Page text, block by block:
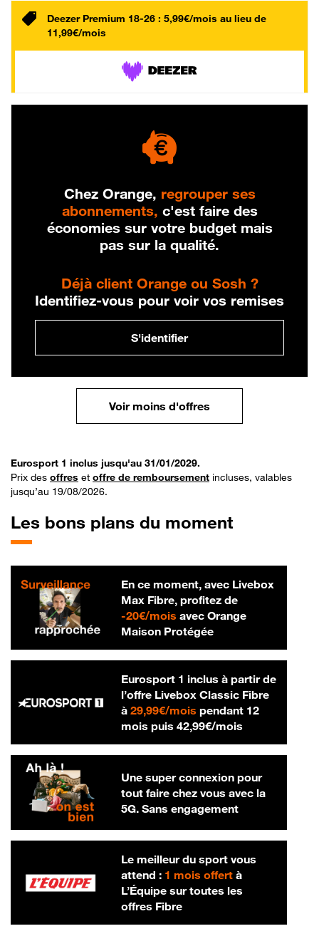
Deezer Premium 18-26 : 5,99€/mois au lieu de
11,99€/mois
Chez Orange, regrouper ses
abonnements, c'est faire des
économies sur votre budget mais
pas sur la qualité.
Déjà client Orange ou Sosh ?
Identifiez-vous pour voir vos remises
S'identifier
Voir moins d'offres
Eurosport 1 inclus jusqu'au 31/01/2029.
Prix des offres et offre de remboursement incluses, valables
jusqu’au 19/08/2026.
Les bons plans du moment
En ce moment, avec Livebox
Max Fibre, profitez de
-20€/mois20 € par mois
avec Orange
Maison Protégée
Eurosport 1 inclus à partir de
l’offre Livebox Classic Fibre
à 29,99€/mois29,99 € par mois
pendant 12
mois puis 42,99€/mois42,99 € par
Une super connexion pour
tout faire chez vous avec la
5G. Sans engagement
Le meilleur du sport vous
attend : 1 mois offertà
L’Équipe sur toutes les
offres Fibre